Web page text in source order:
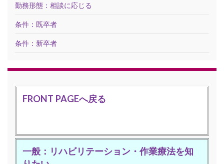
勤務形態：相談に応じる
条件：既卒者
条件：新卒者
FRONT PAGEへ戻る
一般：リハビリテーション・作業療法を知